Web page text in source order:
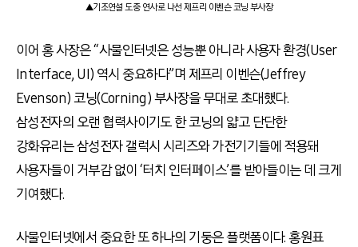
▲기조연설 도중 연사로 나선 제프리 이벤슨 코닝 부사장
이어 홍 사장은 “사물인터넷은 성능뿐 아니라 사용자 환경(User
Interface, UI) 역시 중요하다”며 제프리 이벤슨(Jeffrey
Evenson) 코닝(Corning) 부사장을 무대로 초대했다.
삼성전자의 오랜 협력사이기도 한 코닝의 얇고 단단한
강화유리는 삼성전자 갤럭시 시리즈와 가전기기들에 적용돼
사용자들이 거부감 없이 ‘터치 인터페이스’를 받아들이는 데 크게
기여했다.
사물인터넷에서 중요한 또 하나의 기둥은 플랫폼이다. 홍원표